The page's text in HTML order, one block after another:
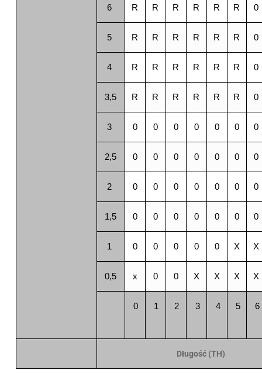
6 R R R R R R 0
5 R R R R R R 0
4 R R R R R R 0
3,5 R R R R R R 0
3 0 0 0 0 0 0 0
2,5 0 0 0 0 0 0 0
2 0 0 0 0 0 0 0
1,5 0 0 0 0 0 0 0
1 0 0 0 0 0 X X
0,5 x 0 0 X X X X
0 1 2 3 4 5 6
Długość (TH)